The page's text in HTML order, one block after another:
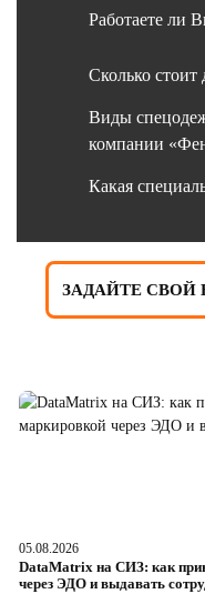
Работаете ли
Сколько стоит
Виды
компании
Какая
ЗАДАЙТЕ СВОЙ
05.08.2026
DataMatrix на СИЗ: как
через ЭДО и выдавать